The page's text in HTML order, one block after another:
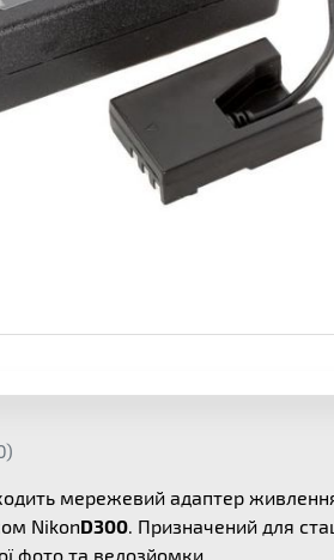
)
мережевий адаптер
NikonD300. Призначений для
фото та ведозйомки.